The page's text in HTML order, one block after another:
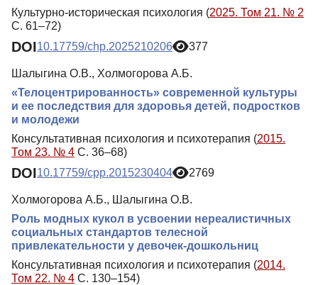
Культурно-историческая психология (2025. Том 21. № 2
С. 61–72)
DOI10.17759/chp.2025210206 377
Шалыгина О.В., Холмогорова А.Б.
«Телоцентрированность» современной культуры
и ее последствия для здоровья детей, подростков
и молодежи
Консультативная психология и психотерапия (2015.
Том 23. № 4 С. 36–68)
DOI10.17759/cpp.2015230404 2769
Холмогорова А.Б., Шалыгина О.В.
Роль модных кукол в усвоении нереалистичных
социальных стандартов телесной
привлекательности у девочек-дошкольниц
Консультативная психология и психотерапия (2014.
Том 22. № 4 С. 130–154)